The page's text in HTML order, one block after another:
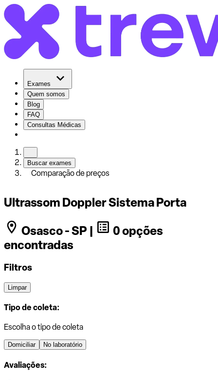
Exames
Quem somos
Blog
FAQ
Consultas Médicas
Buscar exames
Comparação de preços
Ultrassom Doppler Sistema Porta
Osasco - SP |
0 opções
encontradas
Filtros
Limpar
Tipo de coleta:
Escolha o tipo de coleta
Domiciliar No laboratório
Avaliações: